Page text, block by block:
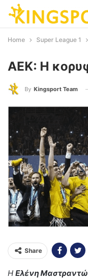
Home Super League 1
ΑΕΚ: Η
By Kingsport Team
Share
Η Ελένη